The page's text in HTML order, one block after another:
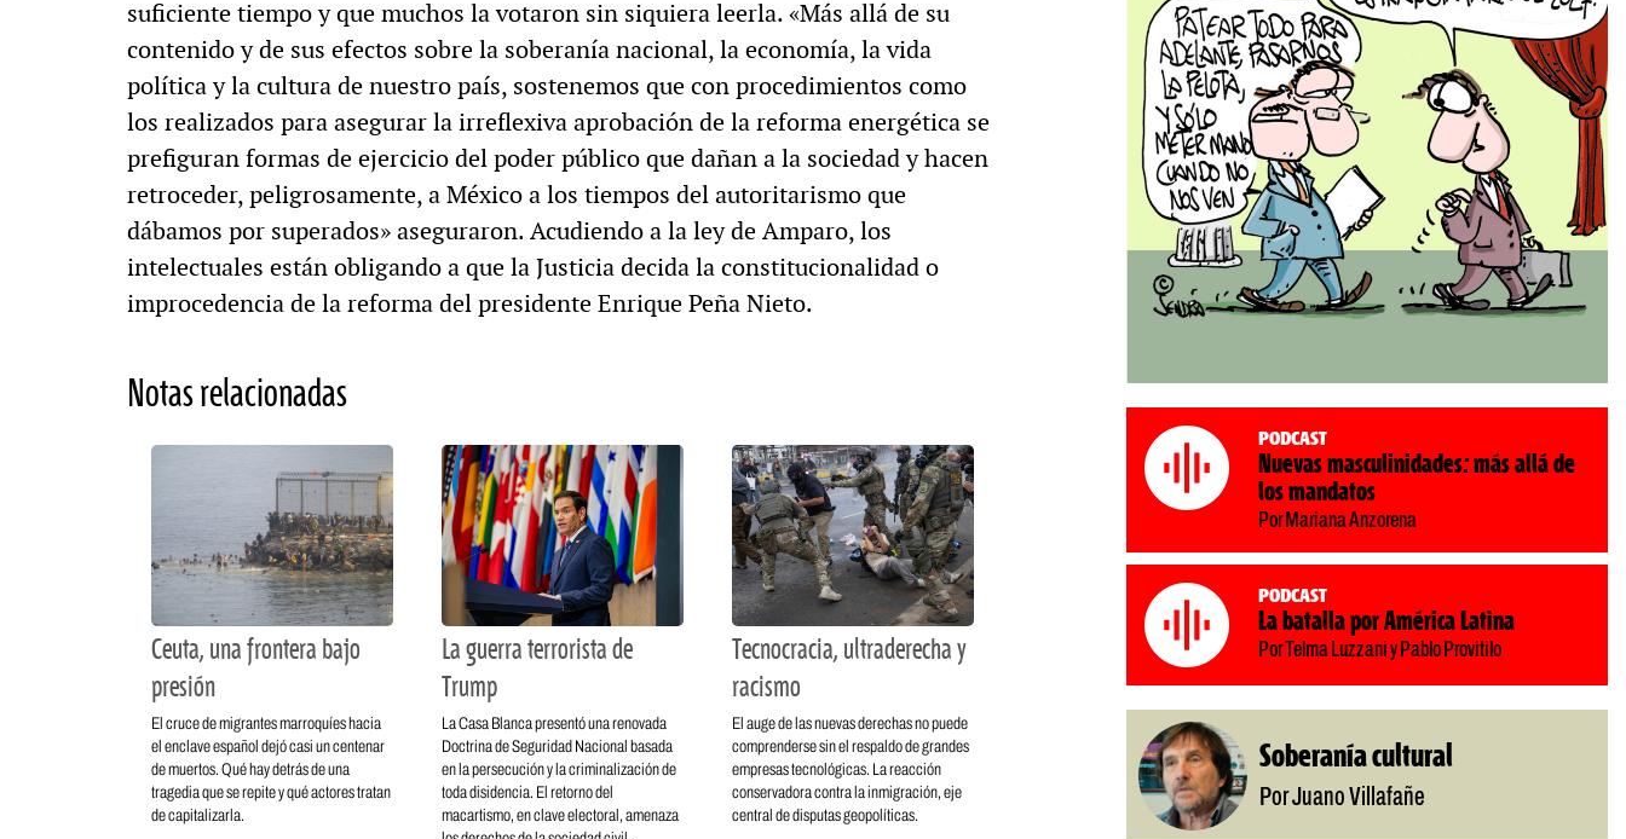
suficiente tiempo y que muchos la votaron sin siquiera leerla. «Más allá de su
contenido y de sus efectos sobre la soberanía nacional, la economía, la vida
política y la cultura de nuestro país, sostenemos que con procedimientos como
los realizados para asegurar la irreflexiva aprobación de la reforma energética se
prefiguran formas de ejercicio del poder público que dañan a la sociedad y hacen
retroceder, peligrosamente, a México a los tiempos del autoritarismo que
dábamos por superados» aseguraron. Acudiendo a la ley de Amparo, los
intelectuales están obligando a que la Justicia decida la constitucionalidad o
improcedencia de la reforma del presidente Enrique Peña Nieto.
Notas relacionadas
Ceuta, una frontera bajo
presión
El cruce de migrantes marroquíes hacia
el enclave español dejó casi un centenar
de muertos. Qué hay detrás de una
tragedia que se repite y qué actores tratan
de capitalizarla.
La guerra terrorista de
Trump
La Casa Blanca presentó una renovada
Doctrina de Seguridad Nacional basada
en la persecución y la criminalización de
toda disidencia. El retorno del
macartismo, en clave electoral, amenaza
Tecnocracia, ultraderecha y
racismo
El auge de las nuevas derechas no puede
comprenderse sin el respaldo de grandes
empresas tecnológicas. La reacción
conservadora contra la inmigración, eje
central de disputas geopolíticas.
Podcast
Nuevas masculinidades: más allá de
los mandatos
Por Mariana Anzorena
Podcast
La batalla por América Latina
Por Telma Luzzani y Pablo Provitilo
Soberanía cultural
Por Juano Villafañe